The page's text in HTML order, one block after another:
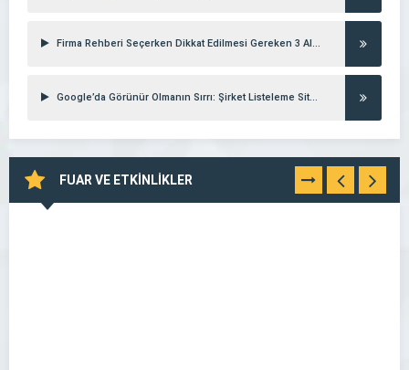
Firma Rehberi Seçerken Dikkat Edilmesi Gereken 3 Altın Kural
Google’da Görünür Olmanın Sırrı: Şirket Listeleme Siteleri
FUAR VE ETKİNLİKLER TÜMÜNÜ
GÖR